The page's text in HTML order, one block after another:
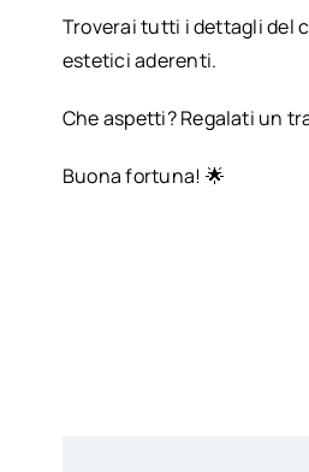
Troverai tutti i dettagli del
estetici aderenti.
Che aspetti? Regalati un
Buona fortuna! 🌟